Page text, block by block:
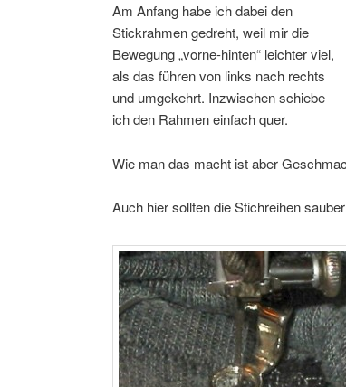
Am Anfang habe ich dabei den
Stickrahmen gedreht, weil mir die
Bewegung „vorne-hinten“ leichter viel,
als das führen von links nach rechts
und umgekehrt. Inzwischen schiebe
ich den Rahmen einfach quer.
Wie man das macht ist aber
Auch hier sollten die Stichreihen